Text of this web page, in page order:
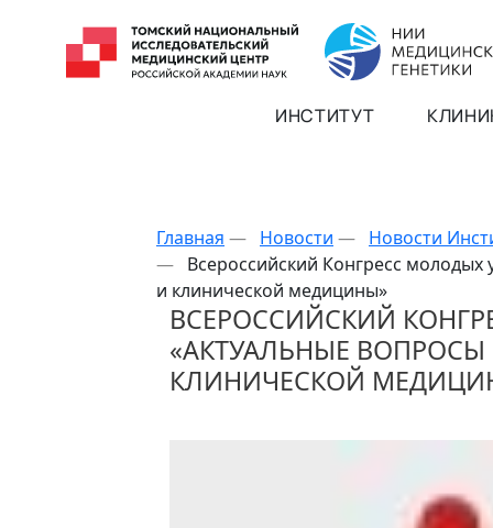
ИНСТИТУТ
Главная — Новости — Новости
— Всероссийский Конгресс
и клинической медицины»
ВСЕРОССИЙСКИЙ
«АКТУАЛЬНЫЕ
КЛИНИЧЕСКОЙ